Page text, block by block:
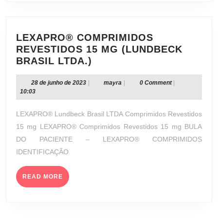
LEXAPRO® COMPRIMIDOS
REVESTIDOS 15 MG (LUNDBECK
BRASIL LTDA.)
COMPRIMIDOS
REVESTIDOS
(LUNDBECK
BRASIL
LTDA.)
28 de junho de 202328
junho
2023
mayra mayra 0 Comment
10:03
LEXAPRO® Lundbeck Brasil LTDA Comprimidos Revestidos
15 mg LEXAPRO® Comprimidos Revestidos 15 mg BULA
DO PACIENTE – LEXAPRO® COMPRIMIDOS
IDENTIFICAÇÃO
READ MORE READ
MORE